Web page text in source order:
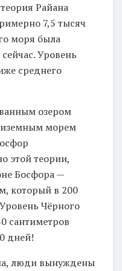
Райана
7,5 тысяч
моря была
Уровень
среднего
озером
морем
этой теории,
Босфора —
который в 200
Чёрного
сантиметров
дней!
люди вынуждены